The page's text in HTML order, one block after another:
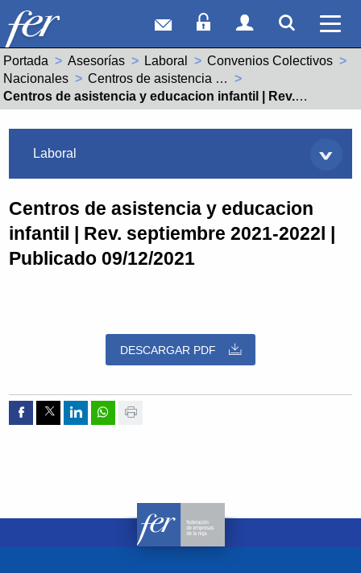
Correo webAcceso Socios
Acceso
Ver
Portada Asesorías Laboral
Convenios Colectivos
Nacionales
Centros de asistencia y educacion infantil (99005615011990)
Actual:
Centros de asistencia y educacion infantil | Rev. septiembre 2021-2022l | Publicado 09/12/2021
Laboral
Centros de asistencia y educacion
infantil | Rev. septiembre 2021-2022l |
Publicado 09/12/2021
DESCARGAR PDF
Compartir por Facebook
Compartir por Twitter
Compartir por Linkedin
Compartir por whatsapp
Imprimir